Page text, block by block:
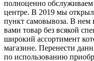
полноценно
центре. В 2019 мы
пункт самовывоза. В
вами товар без всякой
широкий ассортимент
магазине. Перенести
по использованию